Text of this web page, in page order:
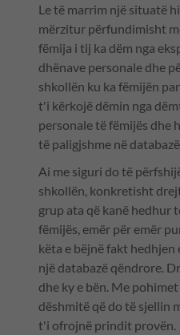
Le të marrim një situatë
mërzitur përfundimisht
fëmija i tij ka dëm nga
dhënave personale dhe
shkollën ku ka fëmijën
t'i kërkojë dëmin nga
personale të fëmijës dhe
të paligjshme në
Ai me siguri do të
shkollën, konkretisht
grup ata që kanë hedhur
fëmijës, emër për emër
këta e bëjnë fakt hedhjen
një databazë qëndrore.
dhe ky e bën. Me
dëshmitë që do të sjellin
t'i ofrojnë prindit provën.